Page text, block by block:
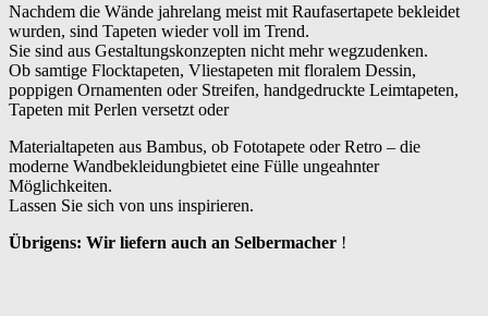
Nachdem die Wände jahrelang meist mit Raufasertapete bekleidet
wurden, sind Tapeten wieder voll im Trend.
Sie sind aus Gestaltungskonzepten nicht mehr wegzudenken.
Ob samtige Flocktapeten, Vliestapeten mit floralem Dessin,
poppigen Ornamenten oder Streifen, handgedruckte Leimtapeten,
Tapeten mit Perlen versetzt oder
Materialtapeten aus Bambus, ob Fototapete oder Retro – die
moderne Wandbekleidungbietet eine Fülle ungeahnter
Möglichkeiten.
Lassen Sie sich von uns inspirieren.
Übrigens: Wir liefern auch an Selbermacher !